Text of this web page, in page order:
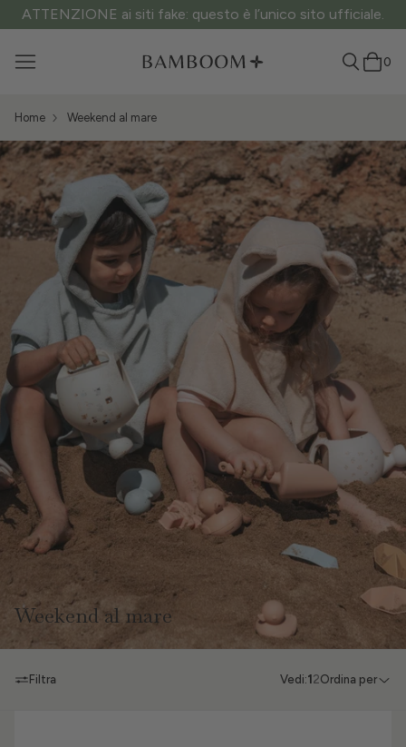
ATTENZIONE ai siti fake: questo è l’unico sito ufficiale.
0
Home Weekend al mare
Weekend al mare
Filtra Vedi:1 2Ordina per